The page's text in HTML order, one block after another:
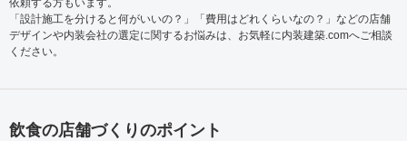
依頼する方もいます。
「設計施工を分けると何がいいの？」「費用はどれくらいなの？」などの店舗
デザインや内装会社の選定に関するお悩みは、お気軽に内装建築.comへご相談
ください。
飲食の店舗づくりのポイント